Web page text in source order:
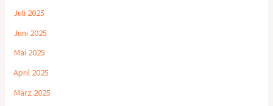
Juli 2025
Juni 2025
Mai 2025
April 2025
März 2025